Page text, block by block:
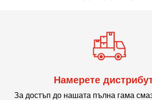
Намерете
За достъп до нашата пълна гама